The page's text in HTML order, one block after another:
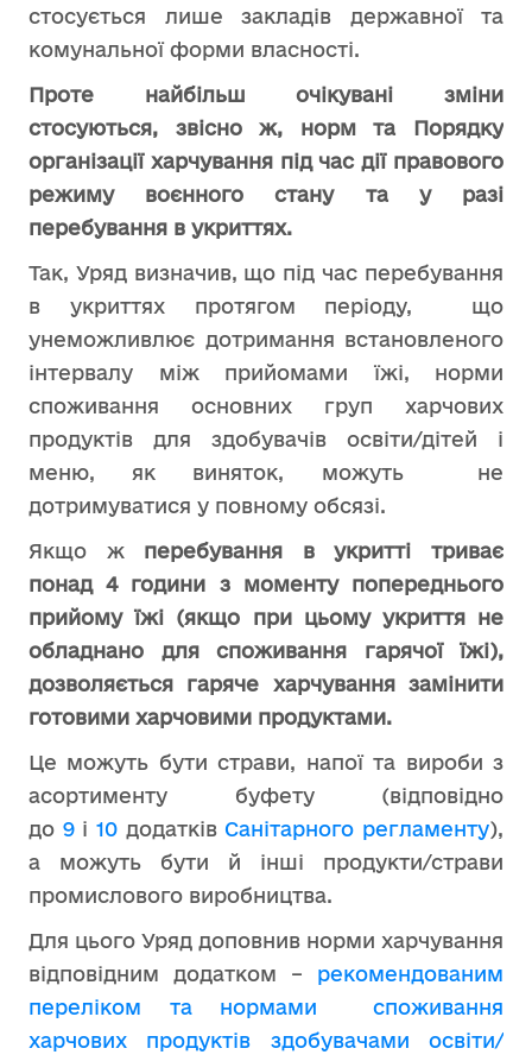
стосується лише закладів державної та
комунальної форми власності.
Проте найбільш очікувані зміни
стосуються, звісно ж, норм та Порядку
організації харчування під час дії правового
режиму воєнного стану та у разі
перебування в укриттях.
Так, Уряд визначив, що під час перебування
в укриттях протягом періоду, що
унеможливлює дотримання встановленого
інтервалу між прийомами їжі, норми
споживання основних груп харчових
продуктів для здобувачів освіти/дітей і
меню, як виняток, можуть не
дотримуватися у повному обсязі.
Якщо ж перебування в укритті триває
понад 4 години з моменту попереднього
прийому їжі (якщо при цьому укриття не
обладнано для споживання гарячої їжі),
дозволяється гаряче харчування замінити
готовими харчовими продуктами.
Це можуть бути страви, напої та вироби з
асортименту буфету (відповідно
до 9і10 додатків Санітарного регламенту),
а можуть бути й інші продукти/страви
промислового виробництва.
Для цього Уряд доповнив норми харчування
відповідним додатком – рекомендованим
переліком та нормами споживання
харчових продуктів здобувачами освіти/